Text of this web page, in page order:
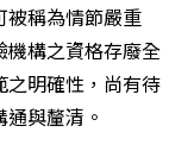
被稱為情節嚴重
機構之資格存廢全
之明確性，尚有待
與釐清。